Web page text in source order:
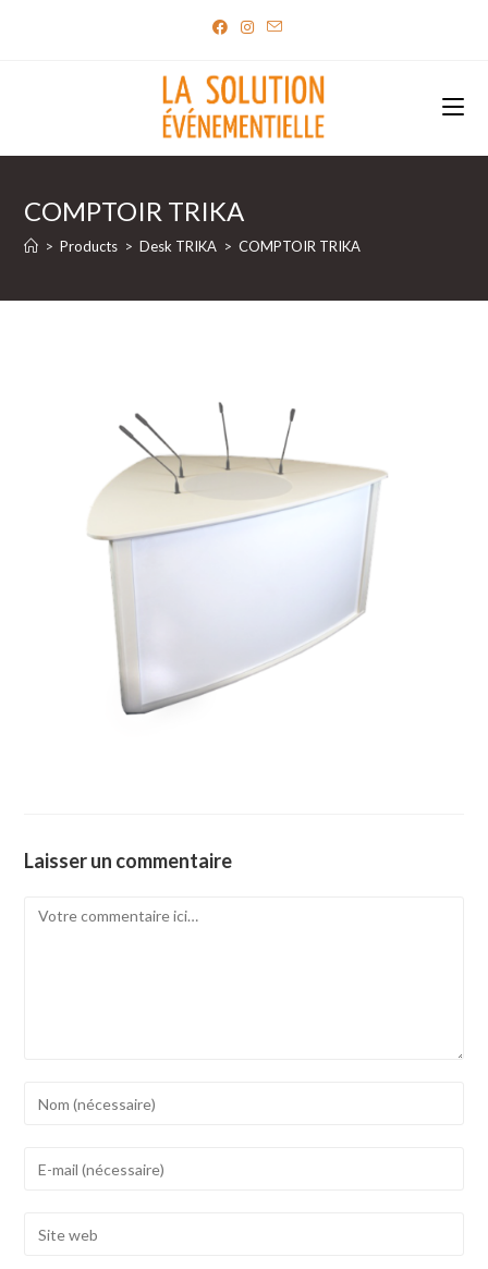
COMPTOIR TRIKA
> Products > Desk TRIKA > COMPTOIR TRIKA
Laisser un commentaire
Comment
to
address